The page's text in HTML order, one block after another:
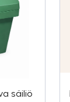
säiliö